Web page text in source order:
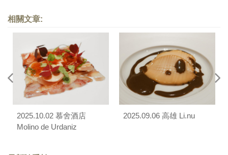
相關文章:
2025.10.02 慕舍酒店
Molino de Urdaniz
2025.09.06 高雄 Li.nu